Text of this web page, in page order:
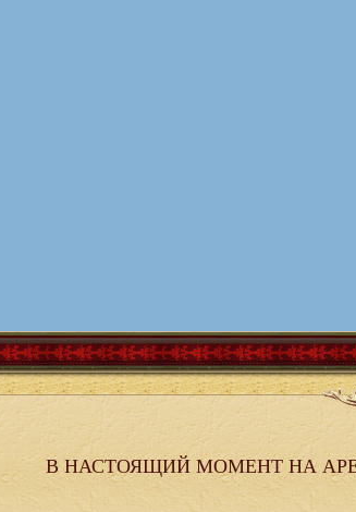
В НАСТОЯЩИЙ МОМЕНТ НА